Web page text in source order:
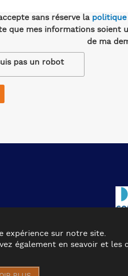
sans réserve la
que mes informations soient
de ma
pas un robot
l’Eyre
expérience sur notre site.
également en seavoir et les